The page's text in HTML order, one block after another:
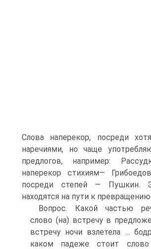
Слова наперекор, посреди
наречиями, но чаще
предлогов, например:
наперекор стихиям—
посреди степей — Пушкин.
находятся на пути к
Вопрос. Какой частью
слово (на) встречу в
встречу ночи взлетела ...
каком падеже стоит